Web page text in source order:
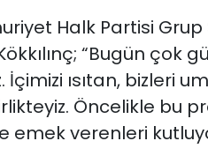
Halk Partisi Grup
“Bugün çok
ısıtan, bizleri
Öncelikle bu
emek verenleri